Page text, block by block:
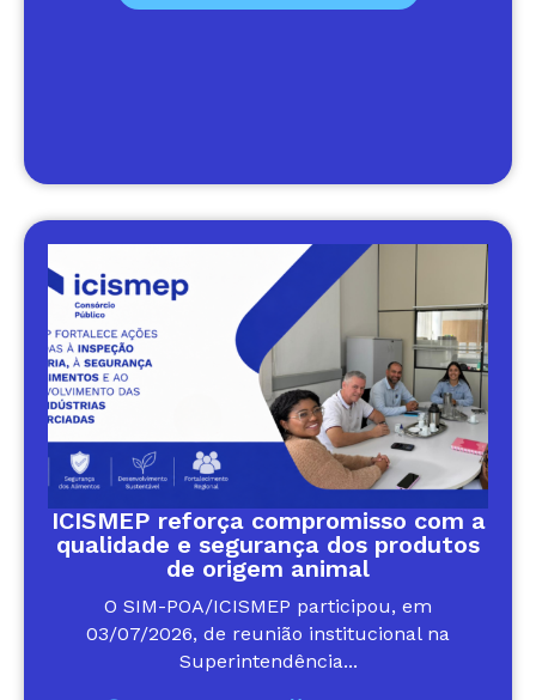
ICISMEP reforça compromisso com a
qualidade e segurança dos produtos
de origem animal
O SIM-POA/ICISMEP participou, em
03/07/2026, de reunião institucional na
Superintendência...